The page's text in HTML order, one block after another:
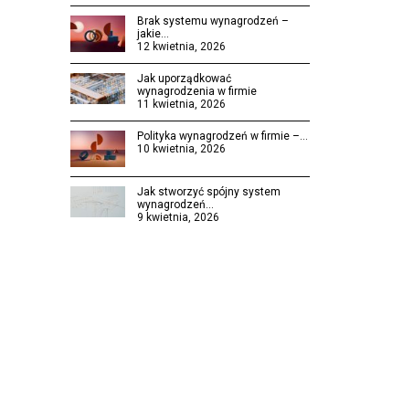
Brak systemu wynagrodzeń –
jakie…
12 kwietnia, 2026
Jak uporządkować
wynagrodzenia w firmie
11 kwietnia, 2026
Polityka wynagrodzeń w firmie –…
10 kwietnia, 2026
Jak stworzyć spójny system
wynagrodzeń…
9 kwietnia, 2026